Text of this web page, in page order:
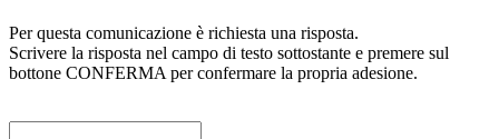
Per questa comunicazione è richiesta una risposta.
Scrivere la risposta nel campo di testo sottostante e premere sul
bottone CONFERMA per confermare la propria adesione.